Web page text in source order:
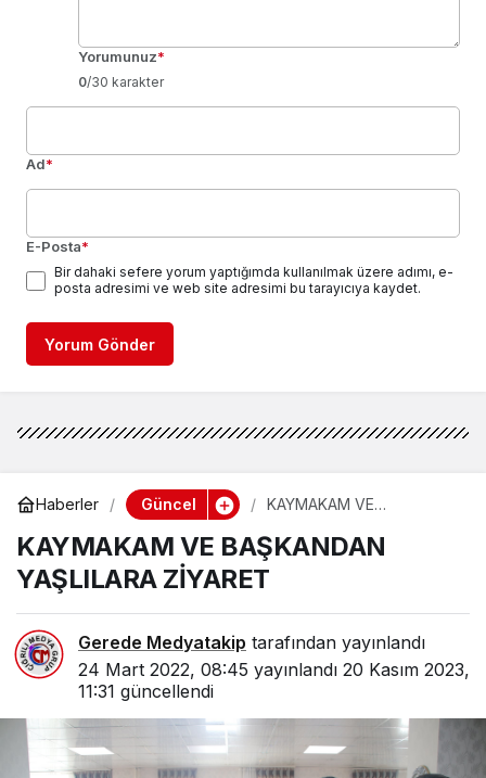
Yorumunuz*
0/30 karakter
Ad*
E-Posta*
Bir dahaki sefere yorum yaptığımda kullanılmak üzere adımı, e-
posta adresimi ve web site adresimi bu tarayıcıya kaydet.
Yorum Gönder
Haberler Güncel
KAYMAKAM VE
ZİYARET
KAYMAKAM VE BAŞKANDAN
YAŞLILARA ZİYARET
Gerede Medyatakip tarafından yayınlandı
24 Mart 2022, 08:45 yayınlandı 20 Kasım 2023,
11:31 güncellendi